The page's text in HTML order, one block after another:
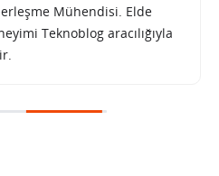
Mühendisi. Elde
Teknoblog aracılığıyla